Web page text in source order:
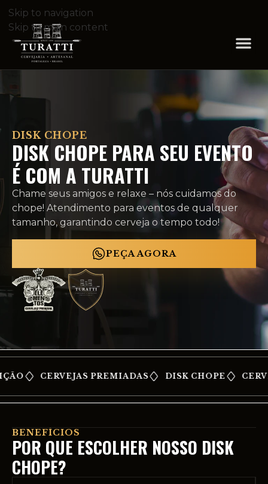
Skip to navigation
Skip to main content
DISK CHOPE
DISK CHOPE PARA SEU EVENTO
É COM A TURATTI
Chame seus amigos e relaxe – nós cuidamos do
chope! Atendimento para eventos de qualquer
tamanho, garantindo cerveja o tempo todo!
PEÇA AGORA
CERVEJAS PREMIADAS DISK CHOPE
BENEFÍCIOS
POR QUE ESCOLHER NOSSO DISK
CHOPE?